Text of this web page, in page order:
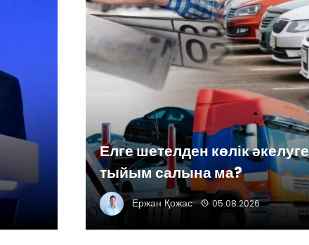
Елге шетелден көлік әкелуге
тыйым салына ма?
Ержан Қожас 05.08.2026